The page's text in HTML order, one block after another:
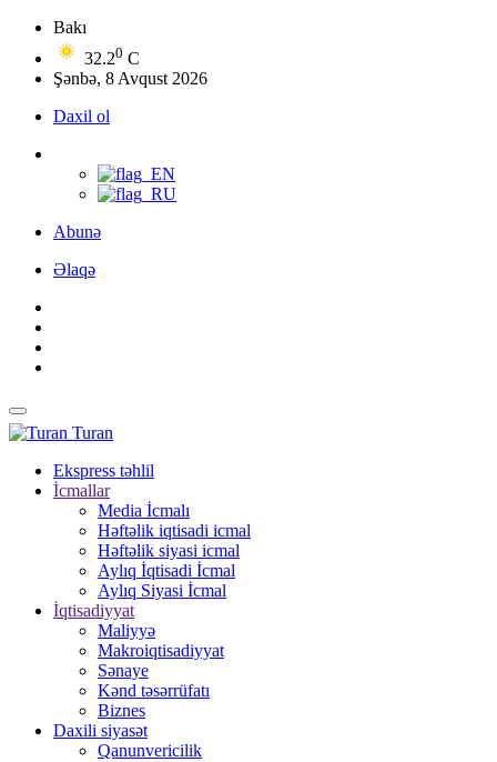
Bakı
32.20 C
Şənbə, 8 Avqust 2026
Daxil ol
Abunə
Əlaqə
Turan
Ekspress təhlil
İcmallar
Media İcmalı
Həftəlik iqtisadi icmal
Həftəlik siyasi icmal
Aylıq İqtisadi İcmal
Aylıq Siyasi İcmal
İqtisadiyyat
Maliyyə
Makroiqtisadiyyat
Sənaye
Kənd təsərrüfatı
Biznes
Daxili siyasət
Qanunvericilik